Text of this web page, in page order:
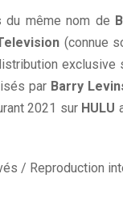
même nom de
(connue
exclusive
par Barry
2021 sur HULU
/ Reproduction